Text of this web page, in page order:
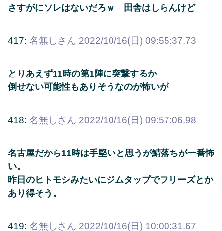
さすがにソレはないだろｗ 田舎はしらんけど
417: 名無しさん 2022/10/16(日) 09:55:37.73
とりあえず11時の第1陣に突撃するか
倒せない可能性もありそうなのが怖いが
418: 名無しさん 2022/10/16(日) 09:57:06.98
名古屋だから11時は手堅いと思うが鯖落ちが一番怖
い。
昨日のヒトモシみたいにジムタップでフリーズとか
あり得そう。
419: 名無しさん 2022/10/16(日) 10:00:31.67